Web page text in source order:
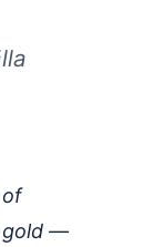
of
gold —